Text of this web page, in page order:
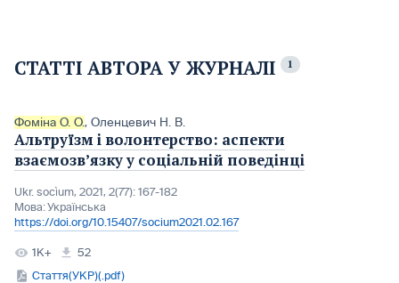
СТАТТІ АВТОРА У ЖУРНАЛІ 1
Фоміна О. О., Оленцевич Н. В.
Альтруїзм і волонтерство: аспекти
взаємозв’язку у соціальній поведінці
Ukr. socìum, 2021, 2(77): 167-182
Мова:Українська
https://doi.org/10.15407/socium2021.02.167
1K+
52
Стаття(УКР)(.pdf)